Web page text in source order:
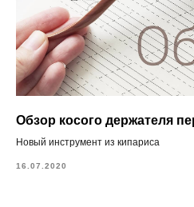
Обзор косого держателя
Новый инструмент из кипариса
16.07.2020